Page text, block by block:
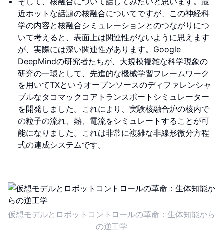
近ホットな話題の核融合についてですが、この神経科
学の内容と核融合シミュレーションとのつながりにつ
いて考えると、表面上は関連性がないように思えます
が、実際には深い関連性があります。Google
DeepMindの研究者たちが、大規模複雑な科学現象の
研究の一環として、先進的な機械学習フレームワーク
を用いてTXというオープンソースのディファレンシャ
ブルなタコマックコアトランスポートシミュレーター
を開発しました。これにより、実験核融合炉の核内で
の粒子の流れ、熱、電流をシミュレートすることが可
能になりました。これは非常に複雑な非線形微分方程
式の連成システムです。
仮想モデルとロボットコントロールの革命：生体知能から
の逆工学